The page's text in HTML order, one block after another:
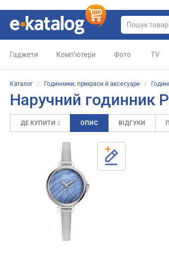
Гаджети Комп'ютери Фото TV
Каталог / Годинники, прикраси й аксесуари /
Наручний годинник
ДЕ КУПИТИ 2 ОПИС ВІДГУКИ